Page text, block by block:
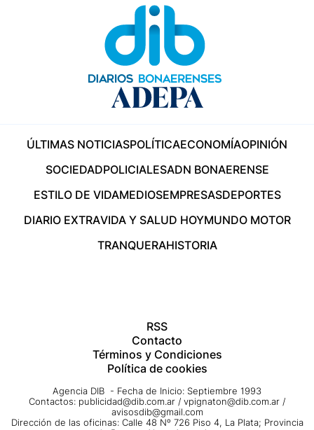
ÚLTIMAS NOTICIASPOLÍTICAECONOMÍAOPINIÓN
SOCIEDADPOLICIALESADN BONAERENSE
ESTILO DE VIDAMEDIOSEMPRESASDEPORTES
DIARIO EXTRAVIDA Y SALUD HOYMUNDO MOTOR
TRANQUERAHISTORIA
RSS
Contacto
Términos y Condiciones
Política de cookies
Agencia DIB - Fecha de Inicio: Septiembre 1993
Contactos: publicidad@dib.com.ar / vpignaton@dib.com.ar /
avisosdib@gmail.com
Dirección de las oficinas: Calle 48 Nº 726 Piso 4, La Plata; Provincia